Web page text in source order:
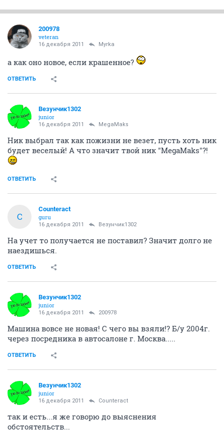
200978
veteran
16 декабря 2011 Myrka
а как оно новое, если крашенное?
ОТВЕТИТЬ
Везунчик1302
junior
16 декабря 2011 MegaMaks
Ник выбрал так как пожизни не везет, пусть хоть ник
будет веселый! А что значит твой ник "MegaMaks"?!
ОТВЕТИТЬ
C
Counteract
guru
16 декабря 2011 Везунчик1302
На учет то получается не поставил? Значит долго не
наездишься.
ОТВЕТИТЬ
Везунчик1302
junior
16 декабря 2011 200978
Машина вовсе не новая! С чего вы взяли!? Б/у 2004г.
через посредника в автосалоне г. Москва.....
ОТВЕТИТЬ
Везунчик1302
junior
16 декабря 2011 Counteract
так и есть...я же говорю до выяснения
обстоятельств...